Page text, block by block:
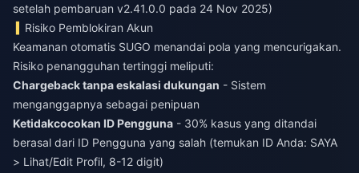
setelah pembaruan v2.41.0.0 pada 24 Nov 2025)
Risiko Pemblokiran Akun
Keamanan otomatis SUGO menandai pola yang mencurigakan.
Risiko penangguhan tertinggi meliputi:
Chargeback tanpa eskalasi dukungan - Sistem
menganggapnya sebagai penipuan
Ketidakcocokan ID Pengguna - 30% kasus yang ditandai
berasal dari ID Pengguna yang salah (temukan ID Anda: SAYA
> Lihat/Edit Profil, 8-12 digit)